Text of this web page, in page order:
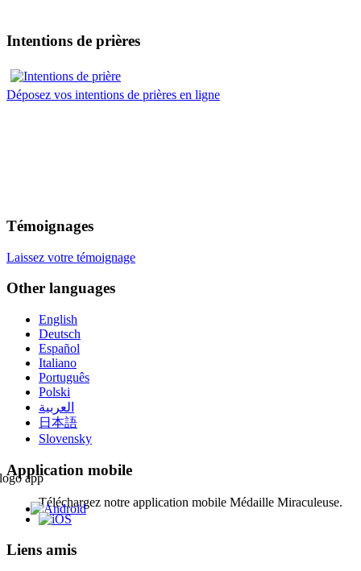
Intentions de prières
Déposez vos intentions de prières en ligne
Témoignages
Laissez votre témoignage
Other languages
English
Deutsch
Español
Italiano
Português
Polski
العربية
日本語
Slovensky
Application mobile
Téléchargez notre application mobile Médaille Miraculeuse.
Liens amis